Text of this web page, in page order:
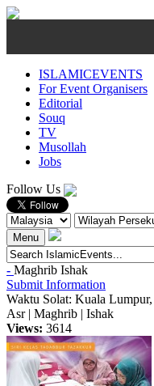
ISLAMICEVENTS
For Event Organisers
Editorial
Souq
TV
Musollah
Jobs
Follow Us
Menu
- Maghrib Ishak
Submit Information
Waktu Solat: Kuala Lumpur,
Asr | Maghrib | Ishak
Views: 3614